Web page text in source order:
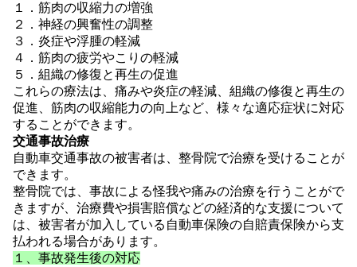
１．筋肉の収縮力の増強
２．神経の興奮性の調整
３．炎症や浮腫の軽減
４．筋肉の疲労やこりの軽減
５．組織の修復と再生の促進
これらの療法は、痛みや炎症の軽減、組織の修復と再生の
促進、筋肉の収縮能力の向上など、様々な適応症状に対応
することができます。
交通事故治療
自動車交通事故の被害者は、整骨院で治療を受けることが
できます。
整骨院では、事故による怪我や痛みの治療を行うことがで
きますが、治療費や損害賠償などの経済的な支援について
は、被害者が加入している自動車保険の自賠責保険から支
払われる場合があります。
１、事故発生後の対応